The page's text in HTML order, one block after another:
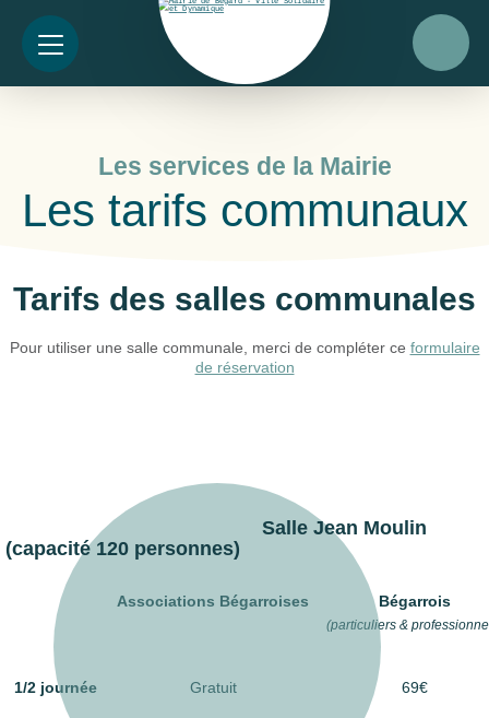
Les services de la Mairie
Les tarifs communaux
Tarifs des salles communales
Pour utiliser une salle communale, merci de compléter ce formulaire
de réservation
Salle Jean Moulin
(capacité 120 personnes)
Associations Bégarroises Bégarrois
(particuliers &
1/2 journée Gratuit 69€